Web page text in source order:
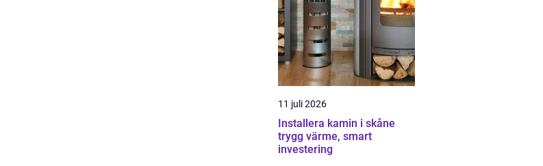
11 juli 2026
Installera kamin i skåne
trygg värme, smart
investering